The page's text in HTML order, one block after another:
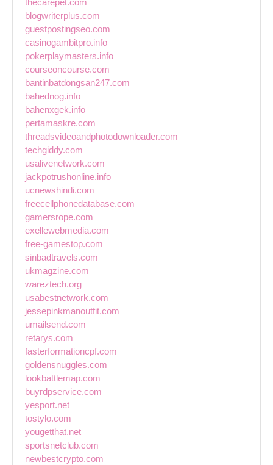
thecarepet.com
blogwriterplus.com
guestpostingseo.com
casinogambitpro.info
pokerplaymasters.info
courseoncourse.com
bantinbatdongsan247.com
bahednog.info
bahenxgek.info
pertamaskre.com
threadsvideoandphotodownloader.com
techgiddy.com
usalivenetwork.com
jackpotrushonline.info
ucnewshindi.com
freecellphonedatabase.com
gamersrope.com
exellewebmedia.com
free-gamestop.com
sinbadtravels.com
ukmagzine.com
wareztech.org
usabestnetwork.com
jessepinkmanoutfit.com
umailsend.com
retarys.com
fasterformationcpf.com
goldensnuggles.com
lookbattlemap.com
buyrdpservice.com
yesport.net
tostylo.com
yougetthat.net
sportsnetclub.com
newbestcrypto.com